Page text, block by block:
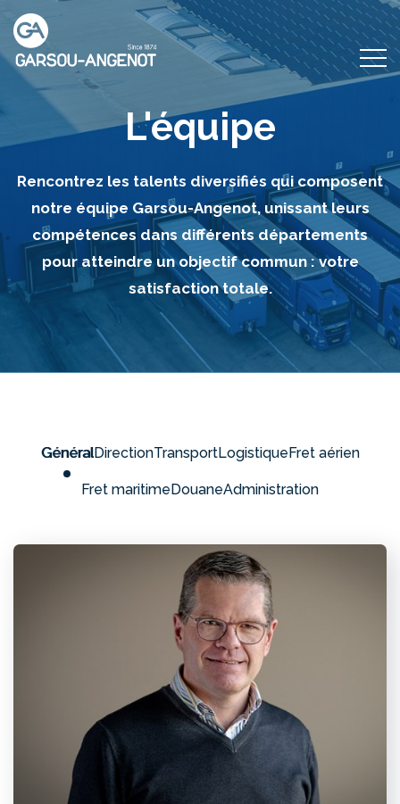
L'équipe
Rencontrez les talents diversifiés qui composent
notre équipe Garsou-Angenot, unissant leurs
compétences dans différents départements
pour atteindre un objectif commun : votre
satisfaction totale.
GénéralDirectionTransportLogistiqueFret aérien
Fret maritimeDouaneAdministration